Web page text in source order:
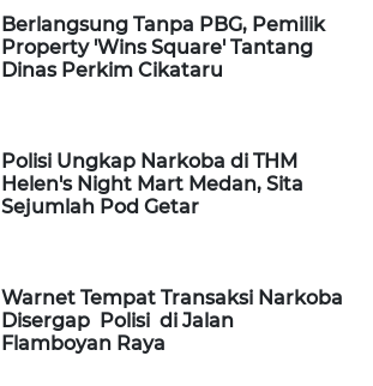
Berlangsung Tanpa PBG, Pemilik
Property 'Wins Square' Tantang
Dinas Perkim Cikataru
Polisi Ungkap Narkoba di THM
Helen's Night Mart Medan, Sita
Sejumlah Pod Getar
Warnet Tempat Transaksi Narkoba
Disergap Polisi di Jalan
Flamboyan Raya